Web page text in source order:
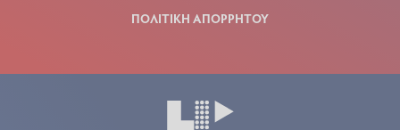
ΠΟΛΙΤΙΚΗ ΑΠΟΡΡΗΤΟΥ